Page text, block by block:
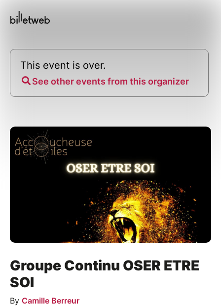
This event is over.
See other events from this organizer
Groupe Continu OSER ETRE
SOI
By Camille Berreur